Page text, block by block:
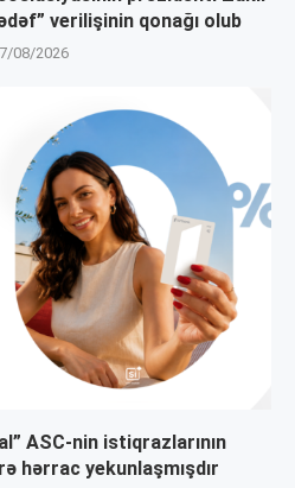
verilişinin qonağı olub
08/2026
ASC-nin istiqrazlarının
hərrac yekunlaşmışdır